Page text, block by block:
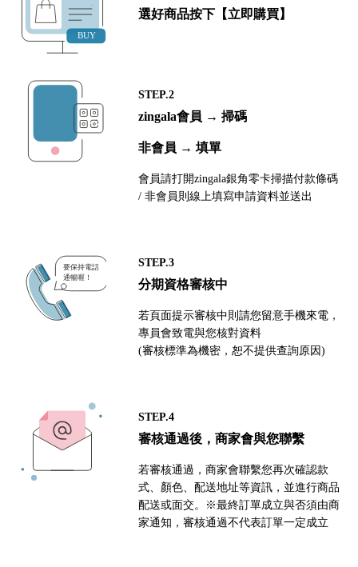
選好商品按下【立即購買】
STEP.2
zingala會員 → 掃碼
非會員 → 填單
會員請打開zingala銀角零卡掃描付款條碼
/ 非會員則線上填寫申請資料並送出
STEP.3
分期資格審核中
若頁面提示審核中則請您留意手機來電，
專員會致電與您核對資料
(審核標準為機密，恕不提供查詢原因)
STEP.4
審核通過後，商家會與您聯繫
若審核通過，商家會聯繫您再次確認款
式、顏色、配送地址等資訊，並進行商品
配送或面交。※最終訂單成立與否須由商
家通知，審核通過不代表訂單一定成立